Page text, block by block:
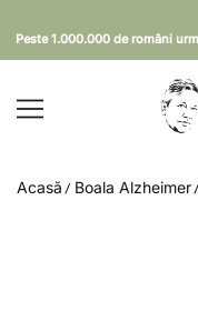
Peste 1.000.000 de români
Acasă Boala Alzheimer